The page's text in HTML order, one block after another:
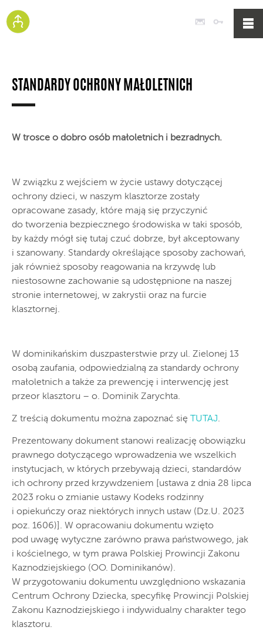
Poczta
STANDARDY OCHRONY MAŁOLETNICH
W trosce o dobro osób małoletnich i bezradnych.
W związku z wejściem w życie ustawy dotyczącej
ochrony dzieci, w naszym klasztorze zostały
opracowane zasady, które mają się przyczynić
do tworzenia bezpiecznego środowiska w taki sposób,
by każdy mógł się tutaj czuć dobrze, był akceptowany
i szanowany. Standardy określające sposoby zachowań,
jak również sposoby reagowania na krzywdę lub
niestosowne zachowanie są udostępnione na naszej
stronie internetowej, w zakrystii oraz na furcie
klasztornej.
W dominikańskim duszpasterstwie przy ul. Zielonej 13
osobą zaufania, odpowiedzialną za standardy ochrony
małoletnich a także za prewencję i interwencję jest
przeor klasztoru – o. Dominik Zarychta.
Z treścią dokumentu można zapoznać się TUTAJ.
Prezentowany dokument stanowi realizację obowiązku
prawnego dotyczącego wprowadzenia we wszelkich
instytucjach, w których przebywają dzieci, standardów
ich ochrony przed krzywdzeniem [ustawa z dnia 28 lipca
2023 roku o zmianie ustawy Kodeks rodzinny
i opiekuńczy oraz niektórych innych ustaw (Dz.U. 2023
poz. 1606)]. W opracowaniu dokumentu wzięto
pod uwagę wytyczne zarówno prawa państwowego, jak
i kościelnego, w tym prawa Polskiej Prowincji Zakonu
Kaznodziejskiego (OO. Dominikanów).
W przygotowaniu dokumentu uwzględniono wskazania
Centrum Ochrony Dziecka, specyfikę Prowincji Polskiej
Zakonu Kaznodziejskiego i indywidualny charakter tego
klasztoru.